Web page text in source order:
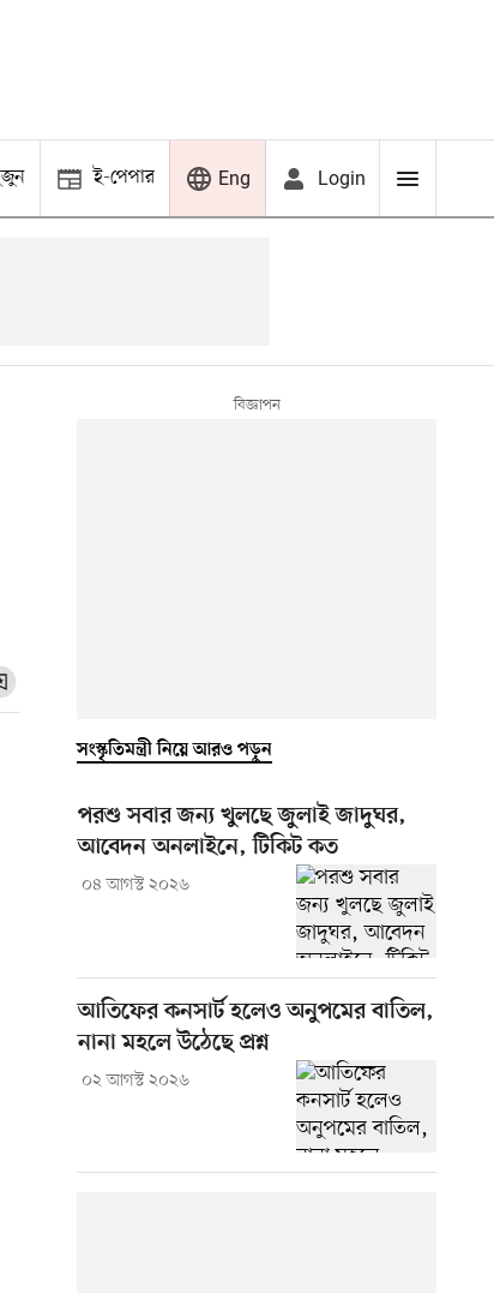
ই-পেপার Eng Login
সংস্কৃতিমন্ত্রী নিয়ে আরও পড়ুন
পরশু সবার জন্য খুলছে জুলাই জাদুঘর,
আবেদন অনলাইনে, টিকিট কত
০৪ আগস্ট ২০২৬
আতিফের কনসার্ট হলেও অনুপমের বাতিল,
নানা মহলে উঠেছে প্রশ্ন
০২ আগস্ট ২০২৬